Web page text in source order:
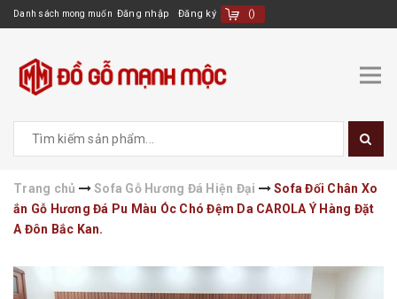
Danh sách mong muốn Đăng nhập Đăng ký ()
Trang chủ Sofa Gỗ Hương Đá Hiện Đại
Sofa Đối Chân Xo
ắn Gỗ Hương Đá Pu Màu Óc Chó Đệm Da CAROLA Ý Hàng Đặt
A Đôn Bắc Kan.